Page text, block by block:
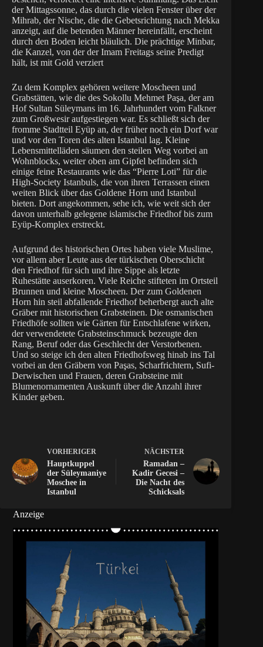
der Mittagssonne, das durch die vielen Fenster über der
Mihrab, der Nische, die die Gebetsrichtung nach Mekka
anzeigt, auf die betenden Männer hereinfällt, erscheint
durch den Boden leicht bläulich. Die prächtige Minbar,
die Kanzel, von der der Imam Freitags seine Predigt
hält, ist mit Gold verziert
Zu dem Komplex gehören weitere Moscheen und
Grabstätten, wie die des Sokollu Mehmet Paşa, der am
Hof Sultan Süleymans im 16. Jahrhundert vom Falkner
zum Großwesir aufgestiegen war. Es schließt sich der
fromme Stadtteil Eyüp an, der früher noch ein Dorf war
und vor den Toren des alten Istanbul lag. Kleine
Lebensmittelläden säumen den steilen Weg vorbei an
Wohnblocks, weiter oben am Gipfel befinden sich
einige feine Restaurants wie das “Pierre Loti” für die
High-Society Istanbuls, die von ihren Terrassen einen
weiten Blick über das Goldene Horn und Istanbul
bieten. Dort angekommen, sehe ich, wie weit sich der
davon unterhalb gelegene islamische Friedhof bis zum
Eyüp-Komplex erstreckt.
Aufgrund des historischen Ortes haben viele Muslime,
vor allem aber Leute aus der türkischen Oberschicht
den Friedhof für sich und ihre Sippe als letzte
Ruhestätte auserkoren. Viele Reiche stifteten im Ortsteil
Brunnen und kleine Moscheen. Der zum Goldenen
Horn hin steil abfallende Friedhof beherbergt auch alte
Gräber mit historischen Grabsteinen. Die osmanischen
Friedhöfe sollten wie Gärten für Entschlafene wirken,
der verwendetete Grabsteinschmuck bezeugte den
Rang, Beruf oder das Geschlecht der Verstorbenen.
Und so steige ich den alten Friedhofsweg hinab ins Tal
vorbei an den Gräbern von Paşas, Scharfrichtern, Sufi-
Derwischen und Frauen, deren Grabsteine mit
Blumenornamenten Auskunft über die Anzahl ihrer
Kinder geben.
VORHERIGER
Hauptkuppel
der Süleymaniye
Moschee in
Istanbul
NÄCHSTER
Ramadan –
Kadir Gecesi –
Die Nacht des
Schicksals
Anzeige